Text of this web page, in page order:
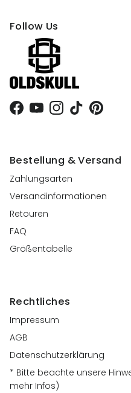
Follow Us
Facebook
YouTubeInstagram
TikTokPinterest
Bestellung & Versand
Zahlungsarten
Versandinformationen
Retouren
FAQ
Größentabelle
Rechtliches
Impressum
AGB
Datenschutzerklärung
* Bitte beachte unsere
mehr Infos)